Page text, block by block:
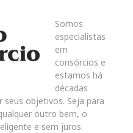
Somos
especialistas
em
consórcios e
estamos há
décadas
seus objetivos. Seja para
outro bem, o
e sem juros.